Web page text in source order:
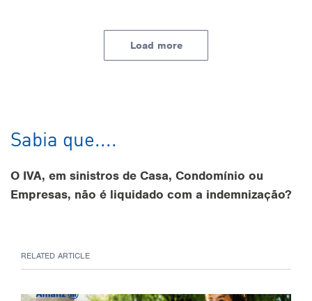
Load more
Sabia que....
O IVA, em sinistros de Casa, Condomínio ou
Empresas, não é liquidado com a indemnização?
RELATED ARTICLE